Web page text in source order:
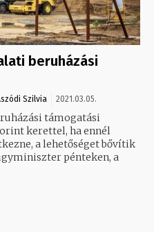
beruházási
Szilvia 2021.03.05.
támogatási
kerettel, ha ennél
a lehetőséget bővítik
pénteken, a